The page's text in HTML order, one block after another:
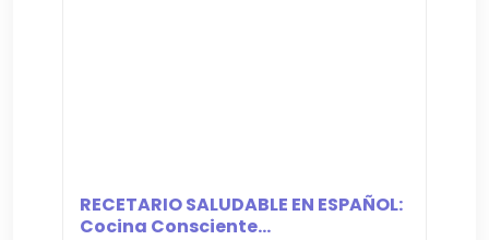
RECETARIO SALUDABLE EN ESPAÑOL:
Cocina Consciente...